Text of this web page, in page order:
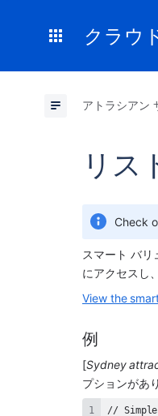
クラウ
アトラシアン
リス
Check
スマート バリ
にアクセスし
View the
例
[Sydney
プションがあ